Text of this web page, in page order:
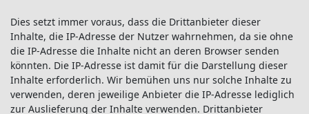
Dies setzt immer voraus, dass die Drittanbieter dieser
Inhalte, die IP-Adresse der Nutzer wahrnehmen, da sie ohne
die IP-Adresse die Inhalte nicht an deren Browser senden
könnten. Die IP-Adresse ist damit für die Darstellung dieser
Inhalte erforderlich. Wir bemühen uns nur solche Inhalte zu
verwenden, deren jeweilige Anbieter die IP-Adresse lediglich
zur Auslieferung der Inhalte verwenden. Drittanbieter